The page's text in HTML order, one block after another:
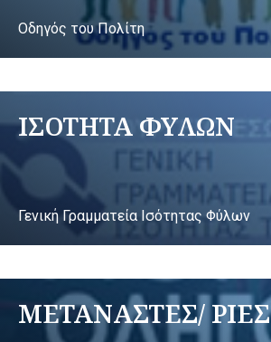
Οδηγός του Πολίτη
ΙΣΟΤΗΤΑ ΦΥΛΩΝ
Γενική Γραμματεία Ισότητας Φύλων
ΜΕΤΑΝΑΣΤΕΣ/ ΡΙΕΣ